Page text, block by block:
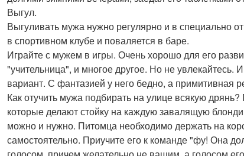
Выгул.
Выгуливать мужа нужно регулярно и в специально
в спортивном клубе и поваляется в баре.
Играйте с мужем в игры. Очень хорошо для его
"учительница", и многое другое. Но не
вариант. С фантазией у него бедно, а примитивная
Как отучить мужа подбирать на улице всякую
которые делают стойку на каждую завалящую
можно и нужно. Питомца необходимо держать на
самостоятельно. Приучите его к команде "фу! Она